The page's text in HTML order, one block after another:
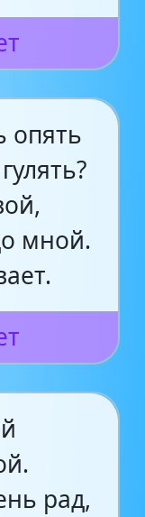
опять
мной.
рад,